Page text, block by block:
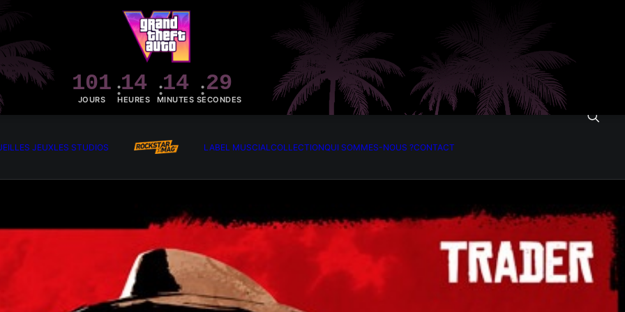
101
JOURS
14
HEURES
14
MINUTES
27
SECONDES
LES JEUXLES STUDIOS LABEL MUSCIALCOLLECTIONQUI SOMMES-NOUS ?CONTACT